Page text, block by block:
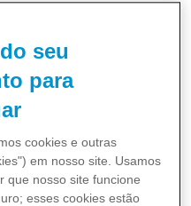
de
seu
para
cookies e outras
em nosso site. Usamos
que nosso site funcione
esses cookies estão